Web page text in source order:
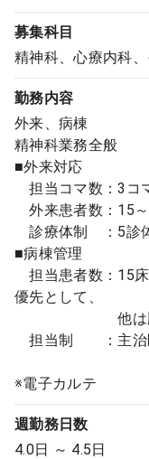
募集科目
精神科、心療内科
勤務内容
外来、病棟
精神科業務全般
■外来対応
担当コマ数：3コ
外来患者数：15
診療体制 ：5診
■病棟管理
担当患者数：15
優先として、
他は順番に
担当制 ：主治
※電子カルテ
週勤務日数
4.0日 ～ 4.5日